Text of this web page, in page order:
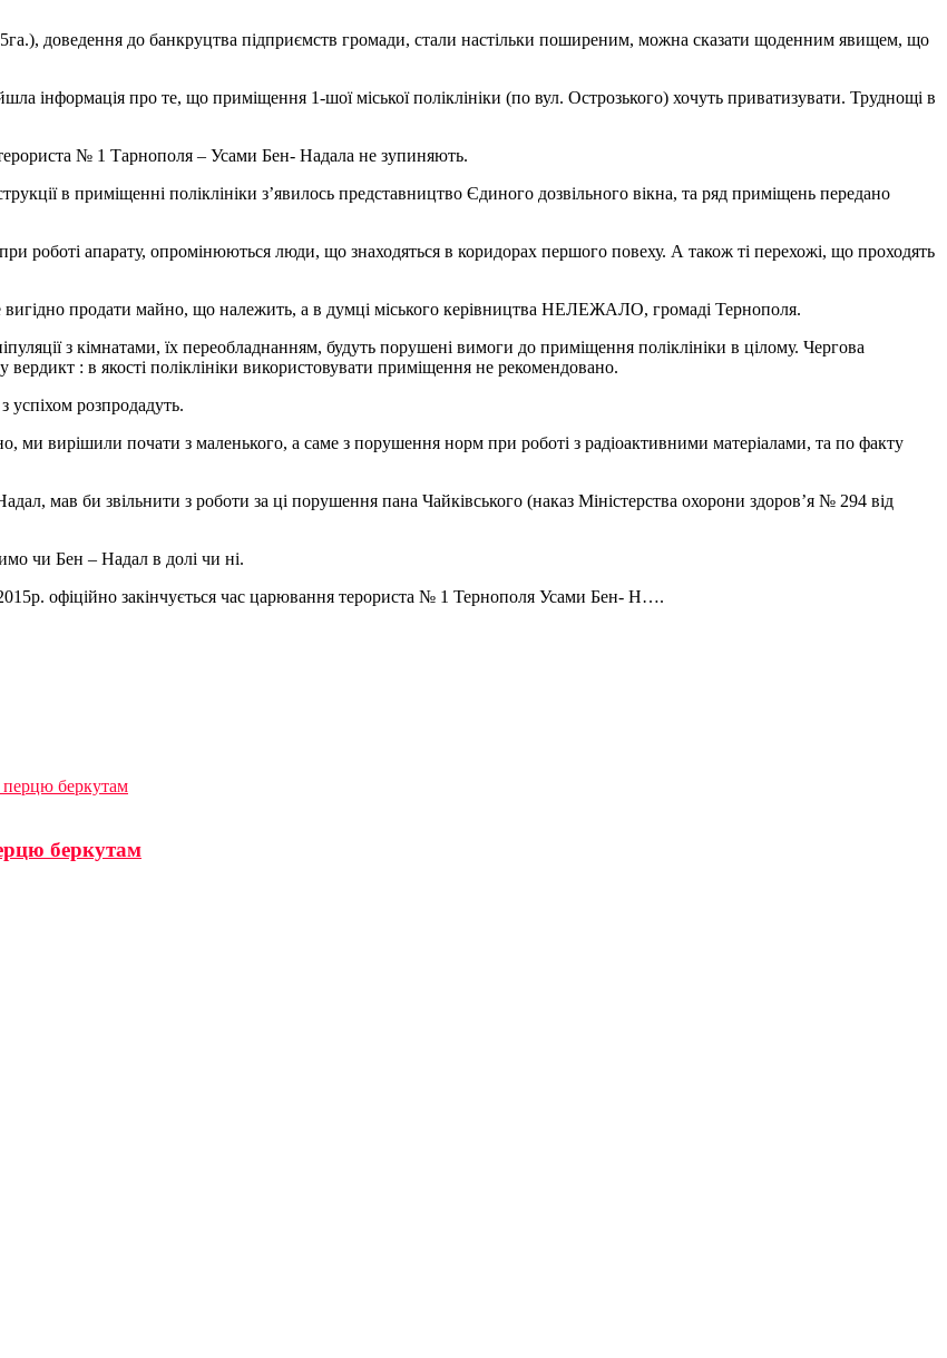
доведення до банкруцтва підприємств громади, стали настільки поширеним, можна сказати щоденним явищем, що
інформація про те, що приміщення 1-шої міської поліклініки (по вул. Острозького) хочуть приватизувати. Труднощі в
№ 1 Тарнополя – Усами Бен- Надала не зупиняють.
в приміщенні поліклініки з’явилось представництво Єдиного дозвільного вікна, та ряд приміщень передано
роботі апарату, опромінюються люди, що знаходяться в коридорах першого повеху. А також ті перехожі, що проходять
вигідно продати майно, що належить, а в думці міського керівництва НЕЛЕЖАЛО, громаді Тернополя.
з кімнатами, їх переобладнанням, будуть порушені вимоги до приміщення поліклініки в цілому. Чергова
: в якості поліклініки використовувати приміщення не рекомендовано.
розпродадуть.
ми вирішили почати з маленького, а саме з порушення норм при роботі з радіоактивними матеріалами, та по факту
мав би звільнити з роботи за ці порушення пана Чайківського (наказ Міністерства охорони здоров’я № 294 від
чи Бен – Надал в долі чи ні.
офіційно закінчується час царювання терориста № 1 Тернополя Усами Бен- Н….
перцю беркутам
беркутам